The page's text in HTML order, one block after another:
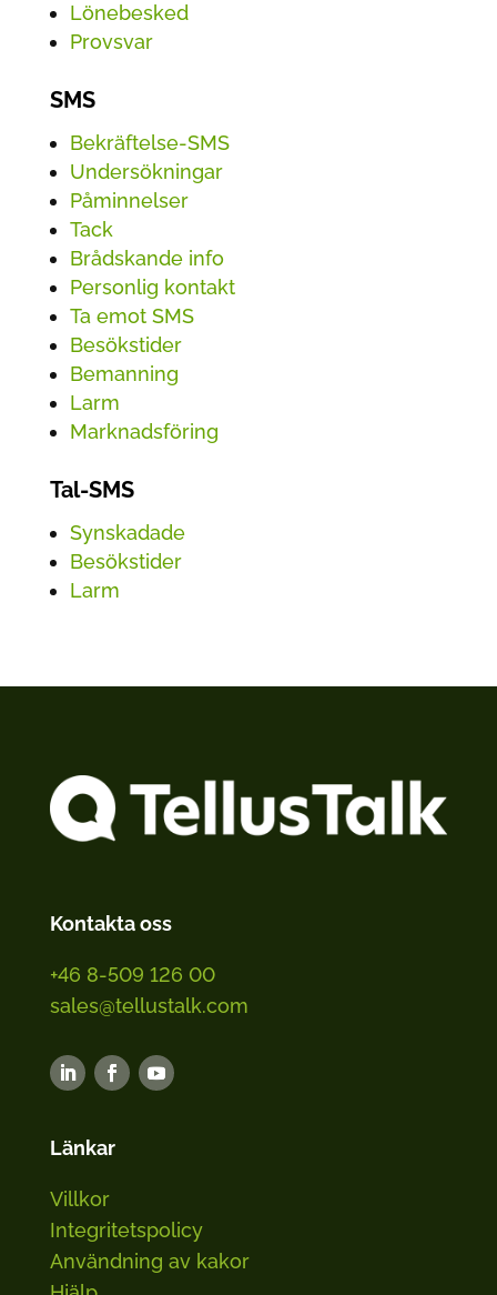
Lönebesked
Provsvar
SMS
Bekräftelse-SMS
Undersökningar
Påminnelser
Tack
Brådskande info
Personlig kontakt
Ta emot SMS
Besökstider
Bemanning
Larm
Marknadsföring
Tal-SMS
Synskadade
Besökstider
Larm
Kontakta oss
+46 8-509 126 00
sales@tellustalk.com
Länkar
Villkor
Integritetspolicy
Användning av kakor